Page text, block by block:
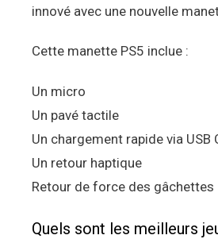
innové avec une nouvelle
Cette manette PS5 inclue :
Un micro
Un pavé tactile
Un chargement rapide via USB
Un retour haptique
Retour de force des gâchettes
Quels sont les meilleurs